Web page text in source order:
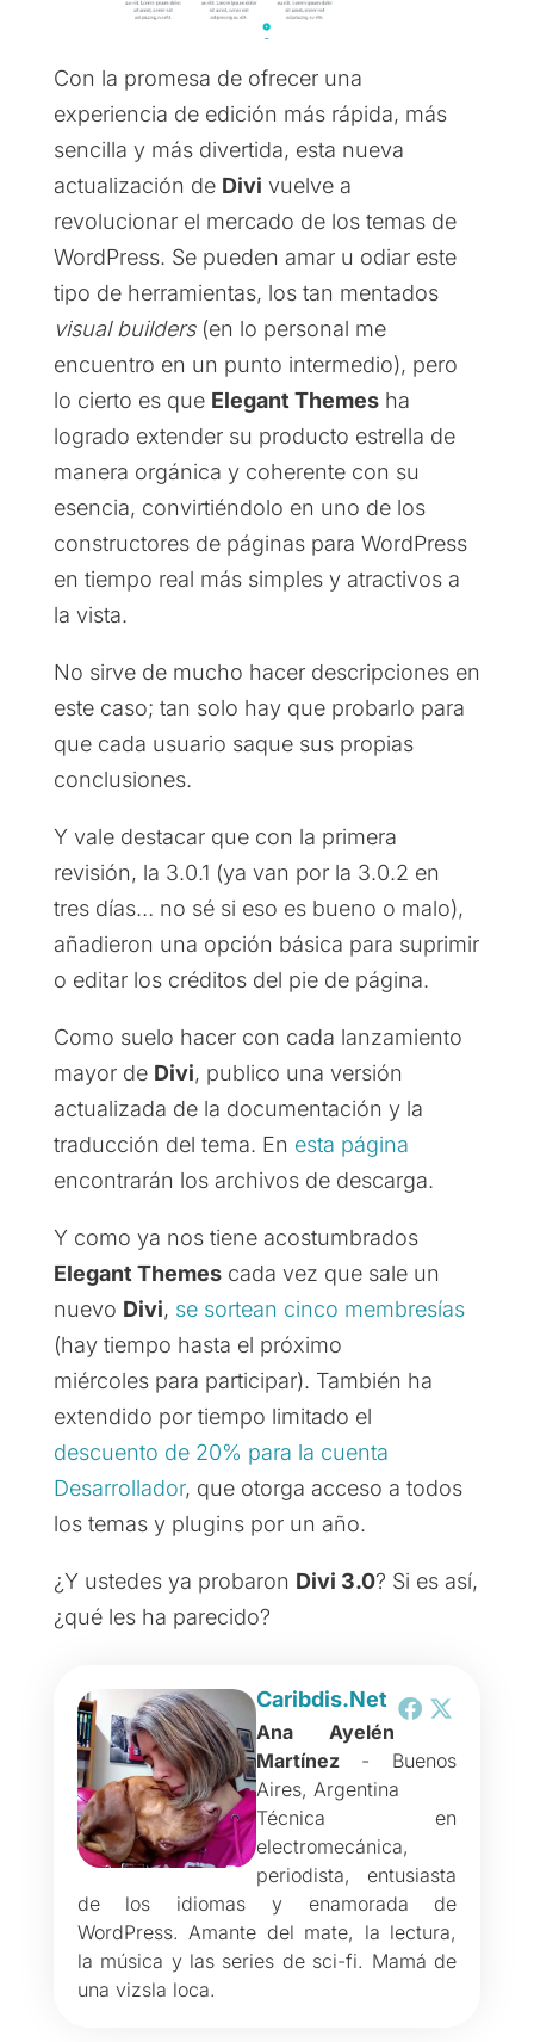
Con la promesa de ofrecer una
experiencia de edición más rápida, más
sencilla y más divertida, esta nueva
actualización de Divi vuelve a
revolucionar el mercado de los temas de
WordPress. Se pueden amar u odiar este
tipo de herramientas, los tan mentados
visual builders(en lo personal me
encuentro en un punto intermedio), pero
lo cierto es que Elegant Themesha
logrado extender su producto estrella de
manera orgánica y coherente con su
esencia, convirtiéndolo en uno de los
constructores de páginas para WordPress
en tiempo real más simples y atractivos a
la vista.
No sirve de mucho hacer descripciones en
este caso; tan solo hay que probarlo para
que cada usuario saque sus propias
conclusiones.
Y vale destacar que con la primera
revisión, la 3.0.1 (ya van por la 3.0.2 en
tres días… no sé si eso es bueno o malo),
añadieron una opción básica para suprimir
o editar los créditos del pie de página.
Como suelo hacer con cada lanzamiento
mayor de Divi, publico una versión
actualizada de la documentación y la
traducción del tema. En esta página
encontrarán los archivos de descarga.
Y como ya nos tiene acostumbrados
Elegant Themescada vez que sale un
nuevo Divi, se sortean cinco membresías
(hay tiempo hasta el próximo
miércoles para participar). También ha
extendido por tiempo limitado el
descuento de 20% para la cuenta
Desarrollador, que otorga acceso a todos
los temas y plugins por un año.
¿Y ustedes ya probaron Divi 3.0? Si es así,
¿qué les ha parecido?
Caribdis.Net
Ana Ayelén
Martínez- Buenos
Aires, Argentina
Técnica en
electromecánica,
periodista, entusiasta
de los idiomas y enamorada de
WordPress. Amante del mate, la lectura,
la música y las series de sci-fi. Mamá de
una vizsla loca.